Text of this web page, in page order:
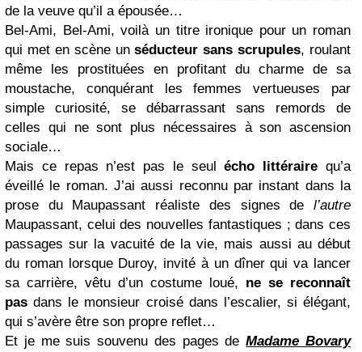
de la veuve qu’il a épousée…
Bel-Ami, Bel-Ami, voilà un titre ironique pour un roman
qui met en scène unséducteur sans scrupules, roulant
même les prostituées en profitant du charme de sa
moustache, conquérant les femmes vertueuses par
simple curiosité, se débarrassant sans remords de
celles qui ne sont plus nécessaires à son ascension
sociale…
Mais ce repas n’est pas le seulécho littéraire qu’a
éveillé le roman. J’ai aussi reconnu par instant dans la
prose du Maupassant réaliste des signes de l’autre
Maupassant, celui des nouvelles fantastiques ; dans ces
passages sur la vacuité de la vie, mais aussi au début
du roman lorsque Duroy, invité à un dîner qui va lancer
sa carrière, vêtu d’un costume loué, ne se reconnaît
pas dans le monsieur croisé dans l’escalier, si élégant,
qui s’avère être son propre reflet…
Et je me suis souvenu des pages deMadame Bovary